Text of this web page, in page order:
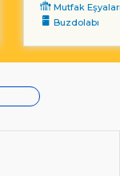
Mutfak
Buzdolabı